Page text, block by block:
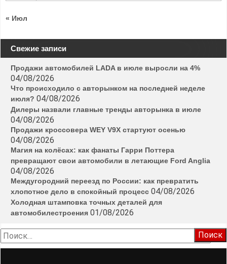
« Июл
Свежие записи
Продажи автомобилей LADA в июле выросли на 4%
04/08/2026
Что происходило с авторынком на последней неделе
июля? 04/08/2026
Дилеры назвали главные тренды авторынка в июле
04/08/2026
Продажи кроссовера WEY V9X стартуют осенью
04/08/2026
Магия на колёсах: как фанаты Гарри Поттера
превращают свои автомобили в летающие Ford Anglia
04/08/2026
Междугородний переезд по России: как превратить
хлопотное дело в спокойный процесс 04/08/2026
Холодная штамповка точных деталей для
автомобилестроения 01/08/2026
Найти: